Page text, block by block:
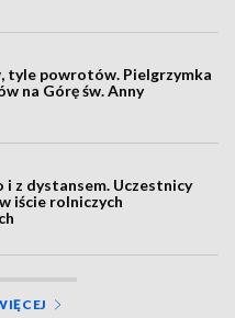
tyle powrotów. Pielgrzymka
na Górę św. Anny
z dystansem. Uczestnicy
iście rolniczych